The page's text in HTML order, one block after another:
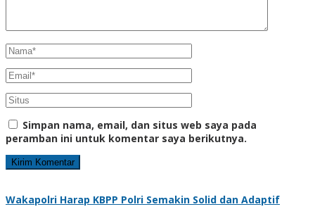
Simpan nama, email, dan situs web saya pada
peramban ini untuk komentar saya berikutnya.
Wakapolri Harap KBPP Polri Semakin Solid dan Adaptif